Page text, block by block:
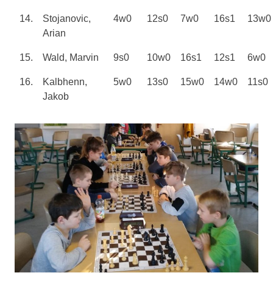
14.
Stojanovic,
Arian
4w0 12s0 7w0 16s1 13w0
15. Wald, Marvin 9s0 10w0 16s1 12s1 6w0
16.
Kalbhenn,
Jakob
5w0 13s0 15w0 14w0 11s0